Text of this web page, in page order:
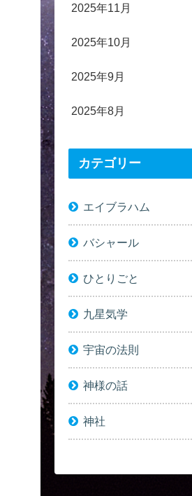
2025年11月
2025年10月
2025年9月
2025年8月
カテゴリー
エイブラハム
バシャール
ひとりごと
九星気学
宇宙の法則
神様の話
神社